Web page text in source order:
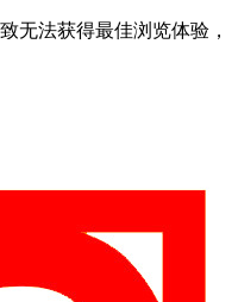
无法获得最佳浏览体验，